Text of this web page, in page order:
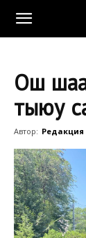
Ош
тыюу
Автор: Редакция